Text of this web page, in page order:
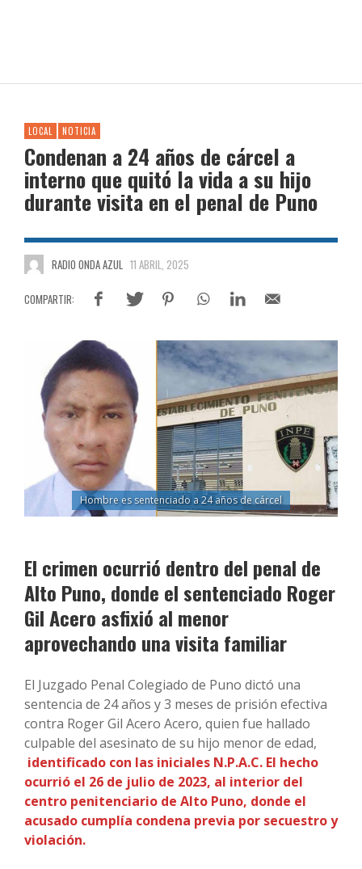
LOCAL NOTICIA
Condenan a 24 años de cárcel a
interno que quitó la vida a su hijo
durante visita en el penal de Puno
RADIO ONDA AZUL 11 ABRIL, 2025
Hombre es sentenciado a 24 años de cárcel
El crimen ocurrió dentro del penal de
Alto Puno, donde el sentenciado Roger
Gil Acero asfixió al menor
aprovechando una visita familiar
El Juzgado Penal Colegiado de Puno dictó una
sentencia de 24 años y 3 meses de prisión efectiva
contra Roger Gil Acero Acero, quien fue hallado
culpable del asesinato de su hijo menor de edad,
identificado con las iniciales N.P.A.C. El hecho
ocurrió el 26 de julio de 2023, al interior del
centro penitenciario de Alto Puno, donde el
acusado cumplía condena previa por secuestro y
violación.